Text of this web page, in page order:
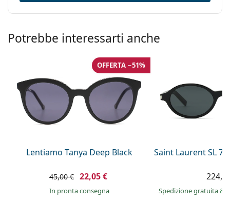
Potrebbe interessarti anche
Lentiamo Tanya Deep Black
OFFERTA −51%
45,00 € 22,05 €
in pronta consegna
Saint Laurent SL
Spedizione gratuita&